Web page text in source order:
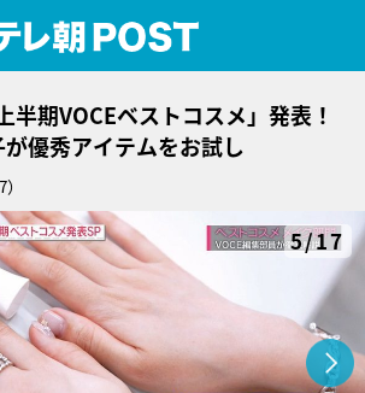
半期VOCEベストコスメ」発表！
優秀アイテムをお試し
5/17